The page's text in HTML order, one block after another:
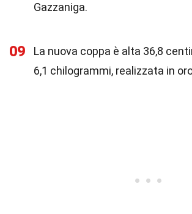
Gazzaniga.
09
La nuova coppa è alta 36,8
6,1 chilogrammi, realizzata in